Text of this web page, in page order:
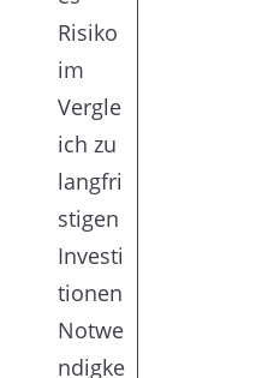
Risiko
im
Vergle
ich zu
langfri
stigen
Investi
tionen
Notwe
ndigke